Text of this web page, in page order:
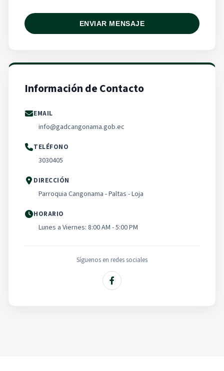
ENVIAR MENSAJE
Información de Contacto
EMAIL
info@gadcangonama.gob.ec
TELÉFONO
3030405
DIRECCIÓN
Parroquia Cangonama - Paltas - Loja
HORARIO
Lunes a Viernes: 8:00 AM - 5:00 PM
Síguenos en redes sociales